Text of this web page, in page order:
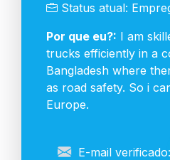
Status atual:
Por que eu?: I am
trucks efficiently in a
Bangladesh where
as road safety. So i
Europe.
E-mail verificado: